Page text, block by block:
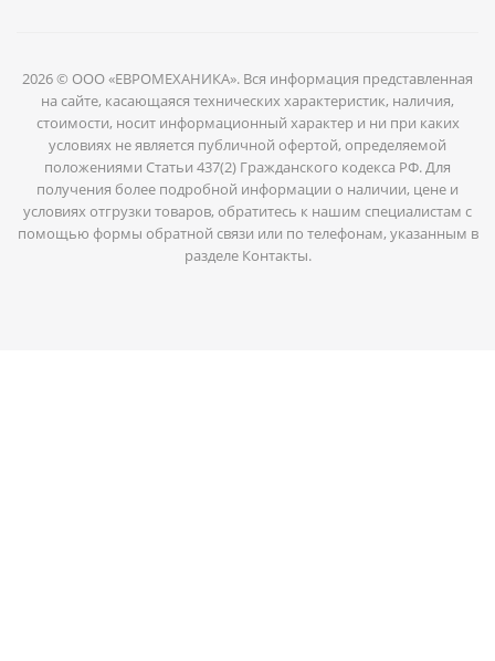
2026 © ООО «ЕВРОМЕХАНИКА». Вся информация представленная
на сайте, касающаяся технических характеристик, наличия,
стоимости, носит информационный характер и ни при каких
условиях не является публичной офертой, определяемой
положениями Статьи 437(2) Гражданского кодекса РФ. Для
получения более подробной информации о наличии, цене и
условиях отгрузки товаров, обратитесь к нашим специалистам с
помощью формы обратной связи или по телефонам, указанным в
разделе Контакты.